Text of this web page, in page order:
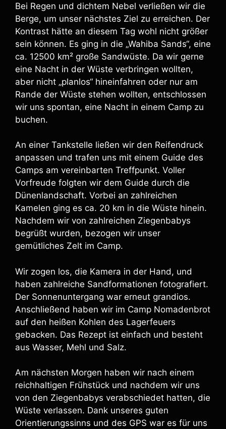
Bei Regen und dichtem Nebel verließen wir die
Berge, um unser nächstes Ziel zu erreichen. Der
Kontrast hätte an diesem Tag wohl nicht größer
sein können. Es ging in die „Wahiba Sands“, eine
ca. 12500 km² große Sandwüste. Da wir gerne
eine Nacht in der Wüste verbringen wollten,
aber nicht „planlos“ hineinfahren oder nur am
Rande der Wüste stehen wollten, entschlossen
wir uns spontan, eine Nacht in einem Camp zu
buchen.
An einer Tankstelle ließen wir den Reifendruck
anpassen und trafen uns mit einem Guide des
Camps am vereinbarten Treffpunkt. Voller
Vorfreude folgten wir dem Guide durch die
Dünenlandschaft. Vorbei an zahlreichen
Kamelen ging es ca. 20 km in die Wüste hinein.
Nachdem wir von zahlreichen Ziegenbabys
begrüßt wurden, bezogen wir unser
gemütliches Zelt im Camp.
Wir zogen los, die Kamera in der Hand, und
haben zahlreiche Sandformationen fotografiert.
Der Sonnenuntergang war erneut grandios.
Anschließend haben wir im Camp Nomadenbrot
auf den heißen Kohlen des Lagerfeuers
gebacken. Das Rezept ist einfach und besteht
aus Wasser, Mehl und Salz.
Am nächsten Morgen haben wir nach einem
reichhaltigen Frühstück und nachdem wir uns
von den Ziegenbabys verabschiedet hatten, die
Wüste verlassen. Dank unseres guten
Orientierungssinns und des GPS war es für uns